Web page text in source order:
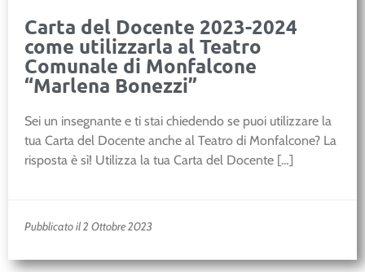
Carta del Docente 2023-2024
come utilizzarla al Teatro
Comunale di Monfalcone
“Marlena Bonezzi”
Sei un insegnante e ti stai chiedendo se puoi utilizzare la
tua Carta del Docente anche al Teatro di Monfalcone? La
risposta è sì! Utilizza la tua Carta del Docente […]
Pubblicato il 2 Ottobre 2023